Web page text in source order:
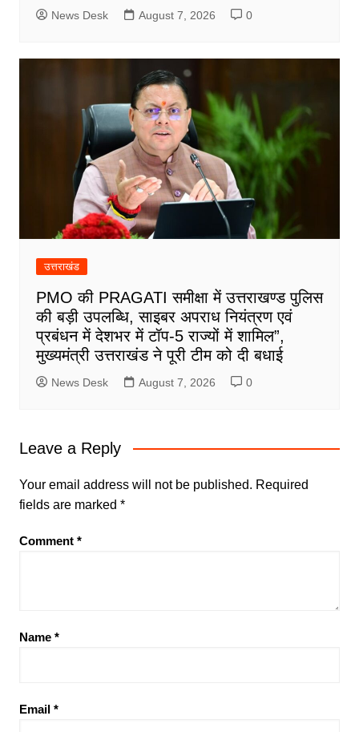
News Desk August 7, 2026 0
उत्तराखंड
PMO की PRAGATI समीक्षा में उत्तराखण्ड पुलिस
की बड़ी उपलब्धि, साइबर अपराध नियंत्रण एवं
प्रबंधन में देशभर में टॉप-5 राज्यों में शामिल”,
मुख्यमंत्री उत्तराखंड ने पूरी टीम को दी बधाई
News Desk August 7, 2026 0
Leave a Reply
Your email address will not be published. Required
fields are marked *
Comment *
Name *
Email *